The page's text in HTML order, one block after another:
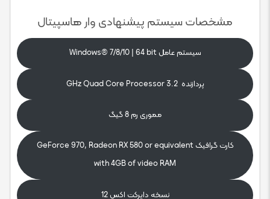
مشخصات سیستم پیشنهادی وار هاسپیتال
سیستم عامل Windows® 7/8/10 | 64 bit
پردازنده 3.2 GHz Quad Core Processor
مموری رم 8 گیگ
کارت گرافیک GeForce 970, Radeon RX 580 or equivalent
with 4GB of video RAM
نسخه دایرکت اکس 12